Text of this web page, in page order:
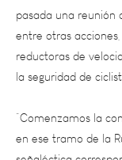
reductoras de
la seguridad de
“Comenzamos la
en ese tramo de
señaléctica